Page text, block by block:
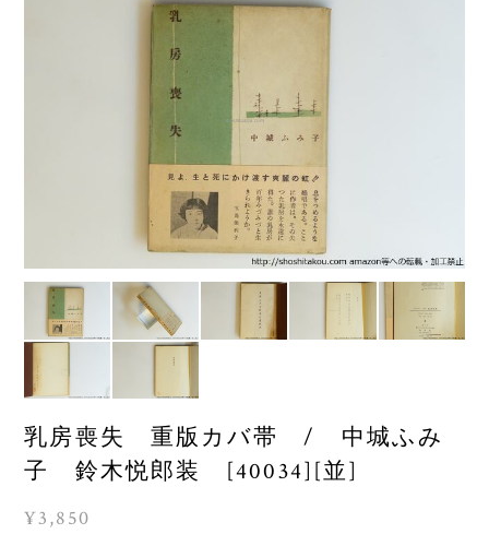
乳房喪失 重版カバ帯 / 中城ふみ
子 鈴木悦郎装 [40034][並]
¥3,850